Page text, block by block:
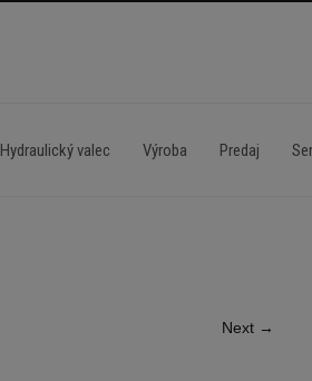
Hydraulický valec Výroba Predaj
Next →